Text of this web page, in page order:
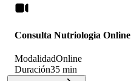
Consulta Nutriologia Online
ModalidadOnline
Duración35 min